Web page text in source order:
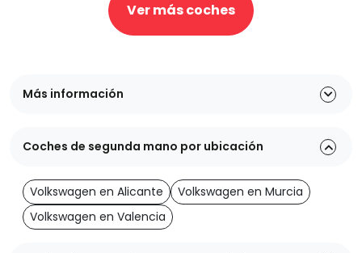
Ver más coches
Más información
Coches de segunda mano por ubicación
Volkswagen en Alicante
Volkswagen en Murcia
Volkswagen en Valencia